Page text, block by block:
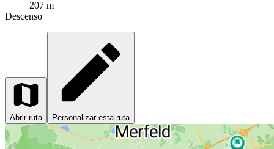
207 m
Descenso
Abrir ruta Personalizar esta ruta